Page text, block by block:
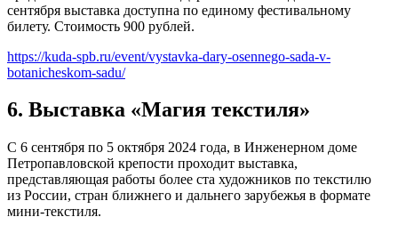
сентября выставка доступна по единому фестивальному
билету. Стоимость 900 рублей.
https://kuda-spb.ru/event/vystavka-dary-osennego-sada-v-
botanicheskom-sadu/
6. Выставка «Магия текстиля»
С 6 сентября по 5 октября 2024 года, в Инженерном доме
Петропавловской крепости проходит выставка,
представляющая работы более ста художников по текстилю
из России, стран ближнего и дальнего зарубежья в формате
мини-текстиля.